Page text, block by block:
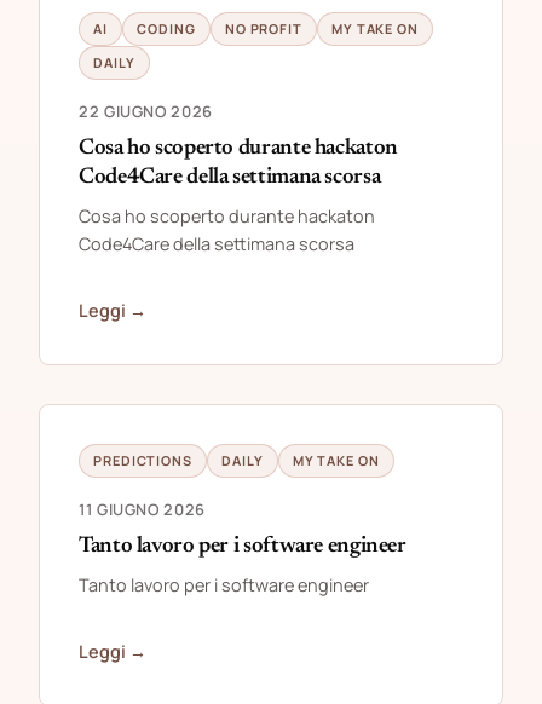
AI CODING NO PROFIT
MY TAKE ON
DAILY
22 GIUGNO 2026
Cosa ho scoperto durante hackaton
Code4Care della settimana scorsa
Cosa ho scoperto durante hackaton
Code4Care della settimana scorsa
Leggi →
PREDICTIONS DAILY MY TAKE ON
11 GIUGNO 2026
Tanto lavoro per i software engineer
Tanto lavoro per i software engineer
Leggi →